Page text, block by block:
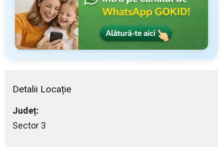
Detalii Locație
Județ:
Sector 3